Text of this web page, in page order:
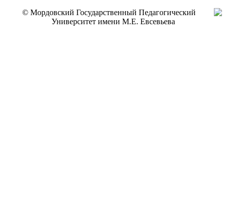
© Мордовский Государственный Педагогический
Университет имени М.Е. Евсевьева